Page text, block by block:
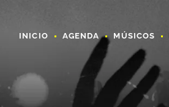
INICIO AGENDA MÚSICOS